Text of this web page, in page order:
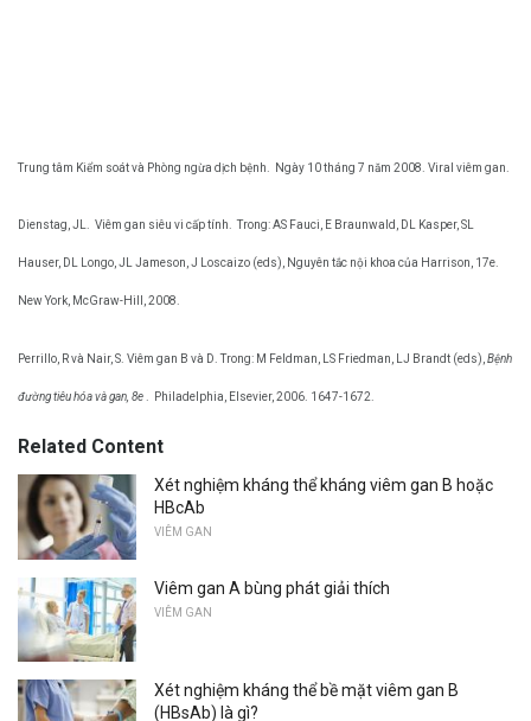
Trung tâm Kiểm soát và Phòng ngừa dịch bệnh. Ngày 10 tháng 7 năm 2008. Viral viêm gan.
Dienstag, JL. Viêm gan siêu vi cấp tính. Trong: AS Fauci, E Braunwald, DL Kasper, SL
Hauser, DL Longo, JL Jameson, J Loscaizo (eds), Nguyên tắc nội khoa của Harrison, 17e.
New York, McGraw-Hill, 2008.
Perrillo, R và Nair, S. Viêm gan B và D. Trong: M Feldman, LS Friedman, LJ Brandt (eds), Bệnh
đường tiêu hóa và gan, 8e Philadelphia, Elsevier, 2006. 1647-1672.
Related Content
Xét nghiệm kháng thể kháng viêm gan B hoặc
HBcAb
VIÊM GAN
Viêm gan A bùng phát giải thích
VIÊM GAN
Xét nghiệm kháng thể bề mặt viêm gan B
(HBsAb) là gì?